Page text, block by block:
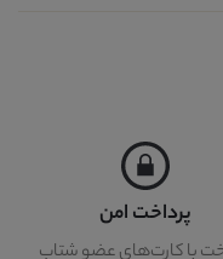
پرداخت امن
با کارت‌های عضو شتاب